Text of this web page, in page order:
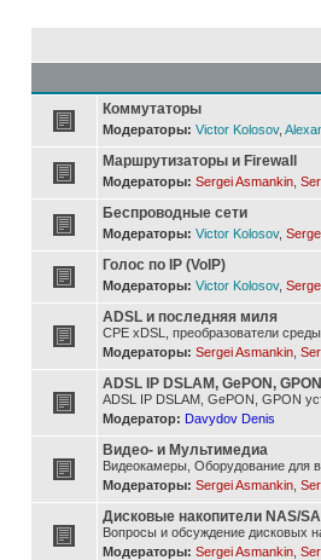
Коммутаторы
Модераторы: Victor Kolosov,
Маршрутизаторы и Firewall
Модераторы: Sergei Asmankin
Беспроводные сети
Модераторы: Victor Kolosov,
Голос по IP (VoIP)
Модераторы: Victor Kolosov,
ADSL и последняя миля
CPE xDSL, преобразователи
Модераторы: Sergei Asmankin
ADSL IP DSLAM, GePON,
ADSL IP DSLAM, GePON, GPON
Модератор: Davydov Denis
Видео- и Мультимедиа
Видеокамеры, Оборудование для
Модераторы: Sergei Asmankin
Дисковые накопители NAS/
Вопросы и обсуждение дисковых
Модераторы: Sergei Asmankin